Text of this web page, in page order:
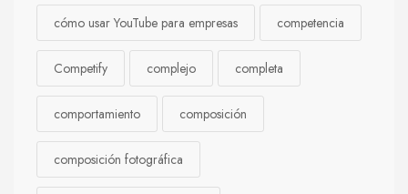
cómo usar YouTube para empresas competencia
Competify complejo completa
comportamiento composición
composición fotográfica